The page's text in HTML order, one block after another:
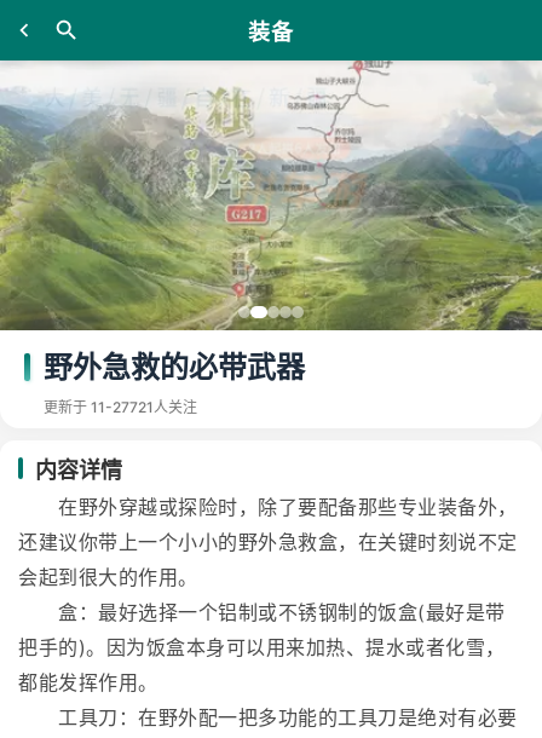
装备
野外急救的必带武器
更新于 11-27721人关注
内容详情
在野外穿越或探险时，除了要配备那些专业装备外，
还建议你带上一个小小的野外急救盒，在关键时刻说不定
会起到很大的作用。
盒：最好选择一个铝制或不锈钢制的饭盒(最好是带
把手的)。因为饭盒本身可以用来加热、提水或者化雪，
都能发挥作用。
工具刀：在野外配一把多功能的工具刀是绝对有必要